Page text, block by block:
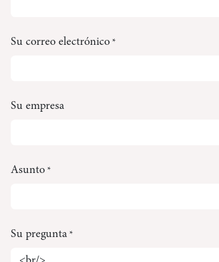
Su correo electrónico *
Su empresa
Asunto *
Su pregunta *